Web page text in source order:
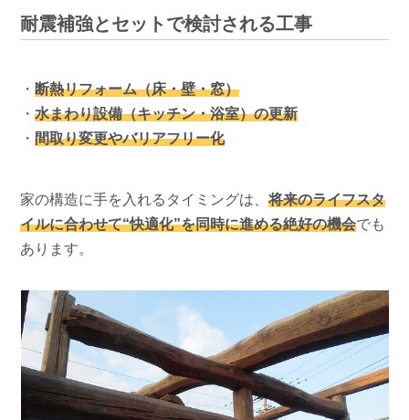
耐震補強とセットで検討される工事
・断熱リフォーム（床・壁・窓）
・水まわり設備（キッチン・浴室）の更新
・間取り変更やバリアフリー化
家の構造に手を入れるタイミングは、将来のライフスタ
イルに合わせて“快適化”を同時に進める絶好の機会でも
あります。